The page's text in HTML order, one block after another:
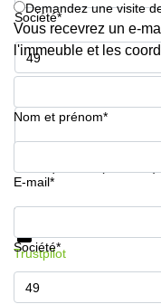
Société*
Numéro de téléphone*
Demandez une visite
Vous recevrez un e-
l'immeuble et les
Nom et prénom*
E-mail*
Société*
Informations et prix
Trustpilot